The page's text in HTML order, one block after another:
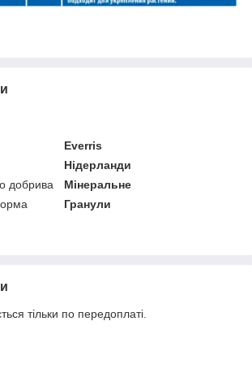
Everris
Нідерланди
добрива
Мінеральне
Гранули
тільки по передоплаті.